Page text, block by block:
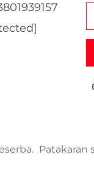
Patakaran